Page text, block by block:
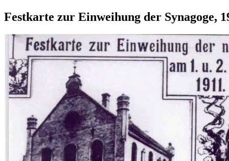
Festkarte zur Einweihung der Synagoge,